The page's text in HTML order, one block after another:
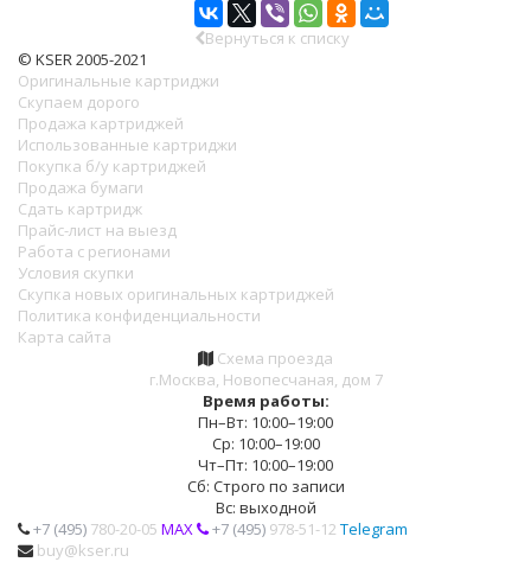
Вернуться к списку
© KSER 2005-2021
Оригинальные картриджи
Скупаем дорого
Продажа картриджей
Использованные картриджи
Покупка б/у картриджей
Продажа бумаги
Сдать картридж
Прайс-лист на выезд
Работа с регионами
Условия скупки
Скупка новых оригинальных картриджей
Политика конфиденциальности
Карта сайта
Схема проезда
г.Москва, Новопесчаная, дом 7
Время работы:
Пн–Вт: 10:00–19:00
Ср: 10:00–19:00
Чт–Пт: 10:00–19:00
Сб: Строго по записи
Вс: выходной
+7 (495) 780-20-05 MAX +7 (495) 978-51-12 Telegram
buy@kser.ru